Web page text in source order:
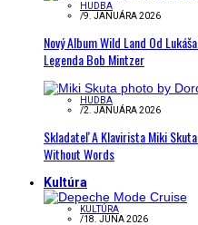
HUDBA
/9. JANUÁRA 2026
Nový Album Wild Land Od
Legenda Bob Mintzer
HUDBA
/2. JANUÁRA 2026
Skladateľ A Klavirista Miki
Without Words
Kultúra
KULTÚRA
/18. JÚNA 2026